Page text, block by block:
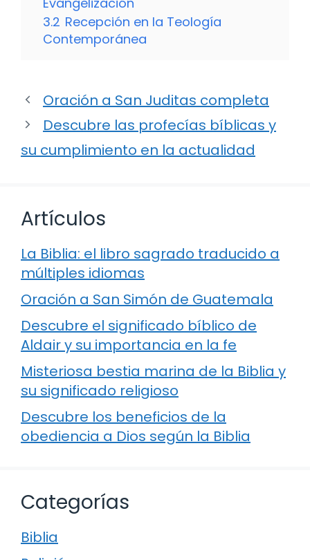
3.2 Recepción en la Teología
Contemporánea
Oración a San Juditas completa
Descubre las profecías bíblicas y
su cumplimiento en la actualidad
Artículos
La Biblia: el libro sagrado traducido a
múltiples idiomas
Oración a San Simón de Guatemala
Descubre el significado bíblico de
Aldair y su importancia en la fe
Misteriosa bestia marina de la Biblia y
su significado religioso
Descubre los beneficios de la
obediencia a Dios según la Biblia
Categorías
Biblia